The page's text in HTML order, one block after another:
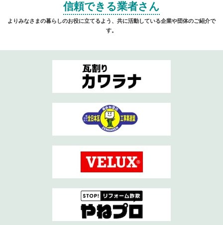
信頼できる業者さん
よりみなさまの暮らしのお役に立てるよう、共に活動している企業や団体のご紹介で
す。